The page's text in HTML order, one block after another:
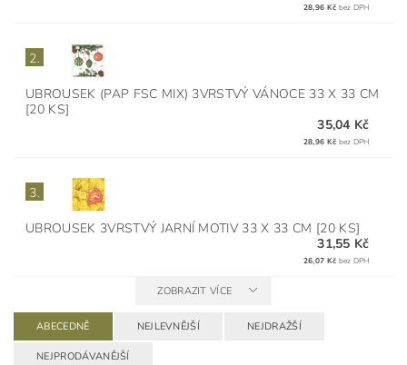
28,96 Kč bez DPH
2.
UBROUSEK (PAP FSC MIX) 3VRSTVÝ VÁNOCE 33 X 33 CM
[20 KS]
35,04 Kč
28,96 Kč bez DPH
3.
UBROUSEK 3VRSTVÝ JARNÍ MOTIV 33 X 33 CM [20 KS]
31,55 Kč
26,07 Kč bez DPH
ZOBRAZIT VÍCE
ABECEDNĚ NEJLEVNĚJŠÍ NEJDRAŽŠÍ
NEJPRODÁVANĚJŠÍ